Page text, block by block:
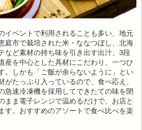
イベントで利用されることも多い、地元
庭市で栽培された米・ななつぼし、北海
など素材の持ち味を引き出す出汁、3段
産を中心とした具材にこだわり、一つひ
。しかも「ご飯が余らないように」とい
がたっぷり入っているので、食べ応え、
急速冷凍機を採用してできたての味を閉
まま電子レンジで温めるだけで、お店と
す。おすすめのアソートで食べ比べを楽